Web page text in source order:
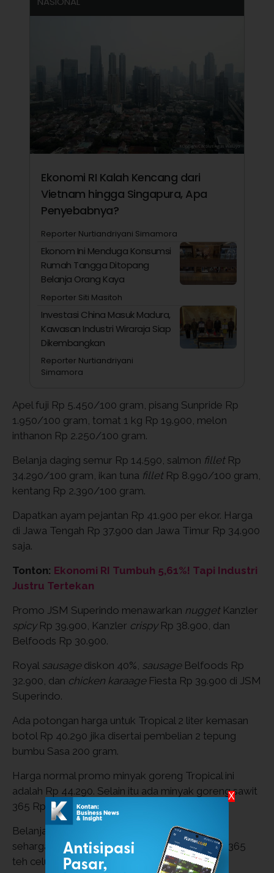
Ekonomi RI Kalah Kencang dari
Vietnam hingga Singapura, Apa
Penyebabnya?
Reporter Nurtiandriyani Simamora
Ekonom Ini Menduga Konsumsi
Rumah Tangga Ditopang
Belanja Orang Kaya
Reporter Siti Masitoh
Investasi China Masuk Madura,
Kawasan Industri Wiraraja Siap
Dikembangkan
Reporter Nurtiandriyani
Simamora
Apel fuji Rp 5.450/100 gram, pisang Sunpride Rp
1.950/100 gram, tomat 1 kg Rp 19.900, melon
inthanon Rp 2.250/100 gram.
Belanja daging semur Rp 14.590, salmon fillet Rp
34.290/100 gram, ikan tuna fillet Rp 8.990/100 gram,
kentang Rp 2.390/100 gram.
Dapatkan ayam pejantan Rp 41.900 per ekor. Harga
di Jawa Tengah Rp 37.900 dan Jawa Timur Rp 34.900
saja.
Tonton: Ekonomi RI Tumbuh 5,61%! Tapi Industri
Justru Tertekan
Promo JSM Superindo menawarkan nugget Kanzler
spicy Rp 39.900, Kanzler crispy Rp 38.900, dan
Belfoods Rp 30.900.
Royal sausage diskon 40%, sausage Belfoods Rp
32.900, dan chicken karaage Fiesta Rp 39.900 di JSM
Superindo.
Ada potongan harga untuk Tropical 2 liter kemasan
botol Rp 40.290 jika disertai pembelian 2 tepung
bumbu Sasa 200 gram.
Harga normal promo minyak goreng Tropical ini
adalah Rp 44.290. Selain itu ada minyak goreng sawit
365 Rp 40.900.
Belanja minyak goreng sawit 365 ukuran 2 liter
seharga Rp 38.500 saja jika disertai pembelian 365
teh celup hitam.
X